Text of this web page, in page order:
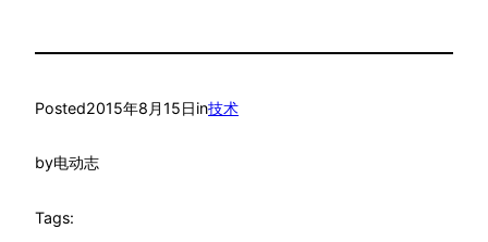
Posted2015年8月15日in技术
by电动志
Tags: